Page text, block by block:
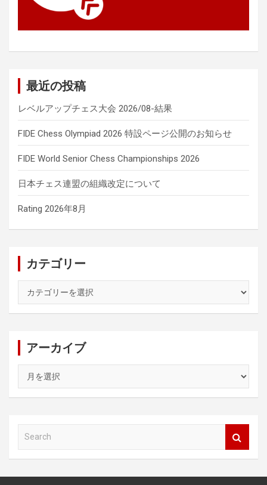
最近の投稿
レベルアップチェス大会 2026/08-結果
FIDE Chess Olympiad 2026 特設ページ公開のお知らせ
FIDE World Senior Chess Championships 2026
日本チェス連盟の組織改定について
Rating 2026年8月
カテゴリー
ゴ
アーカイブ
カ
c